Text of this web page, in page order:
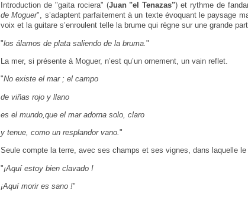
Introduction de "gaita rociera" (Juan "el Tenazas") et rythme de
de Moguer", s’adaptent parfaitement à un texte évoquant le paysage
voix et la guitare s’enroulent telle la brume qui règne sur une grande
"los álamos de plata saliendo de la bruma."
La mer, si présente à Moguer, n’est qu’un ornement, un vain reflet.
"No existe el mar ; el campo
de viñas rojo y llano
es el mundo,que el mar adorna solo, claro
y tenue, como un resplandor vano."
Seule compte la terre, avec ses champs et ses vignes, dans laquelle le
"¡Aquí estoy bien clavado !
¡Aquí morir es sano !"